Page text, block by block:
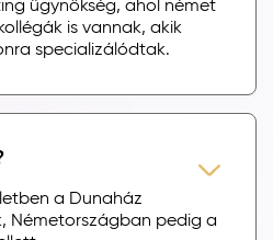
ügynökség, ahol német
is vannak, akik
specializálódtak.
a Dunaház
Németországban pedig a